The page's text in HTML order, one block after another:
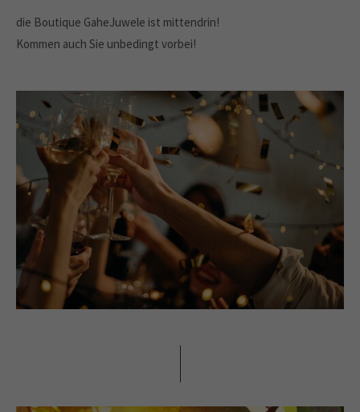
die Boutique GaheJuwele ist mittendrin!
Kommen auch Sie unbedingt vorbei!